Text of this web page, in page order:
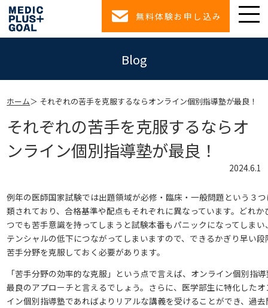
無料体験お申し込み
Blog
ホーム それぞれの苦手を克服するならオンライン個別指導塾が最良！
それぞれの苦手を克服するならオ
ンライン個別指導塾が最良！
2024.6.1
例年の医師国家試験では出題領域が必修・臨床・一般問題という３
類されており、合格基準や配点もそれぞれに異なっています。どれか
つでも苦手意識を持ってしまうと試験本番もパニックになってしまい
テンシャルの低下につながってしまいますので、できるかぎり早い段
苦手分野を克服しておく必要があります。
「苦手分野の効率的な克服」という点で言えば、オンライン個別指
最良のアプローチと言えるでしょう。さらに、医学部生に特化したオ
イン個別指導塾であればよりリアルな講義を受けることができ、過